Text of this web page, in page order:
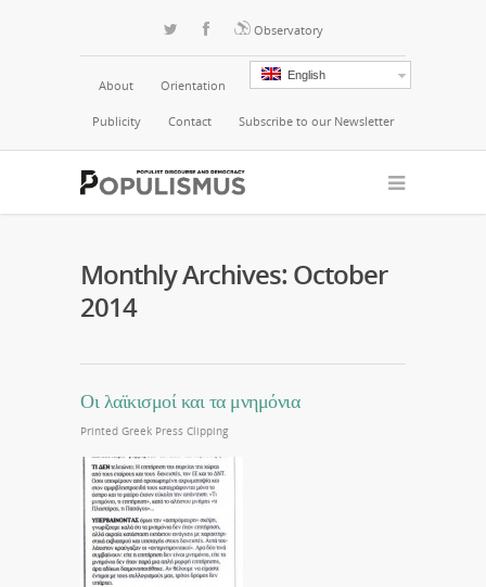
Observatory
English
About Orientation
Publicity Contact Subscribe to our Newsletter
Monthly Archives: October
2014
Οι λαϊκισμοί και τα μνημόνια
Printed Greek Press Clipping